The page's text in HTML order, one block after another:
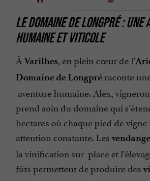
LE DOMAINE DE LONGPRÉ : UNE
HUMAINE ET VITICOLE
À Varilhes, en plein cœur de l’
Domaine de Longpré raconte
aventure humaine. Alex,
prend soin du domaine qui
hectares où chaque pied de
attention constante. Les
la vinification sur place et
fûts permettent de produire des